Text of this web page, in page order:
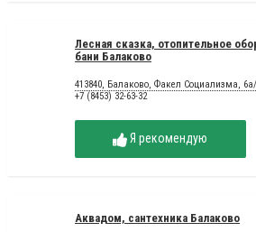
Лесная сказка, отопительное
бани Балаково
413840, Балаково, Факел Социализма,
+7 (8453) 32-63-32
Я рекомендую
Аквадом, сантехника Балаково